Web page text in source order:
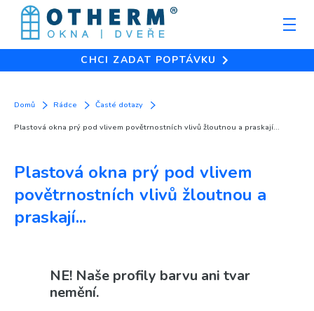
CHCI ZADAT POPTÁVKU
Domů Rádce Časté dotazy
Plastová okna prý pod vlivem povětrnostních vlivů žloutnou a praskají...
Plastová okna prý pod vlivem
povětrnostních vlivů žloutnou a
praskají...
NE! Naše profily barvu ani tvar
nemění.